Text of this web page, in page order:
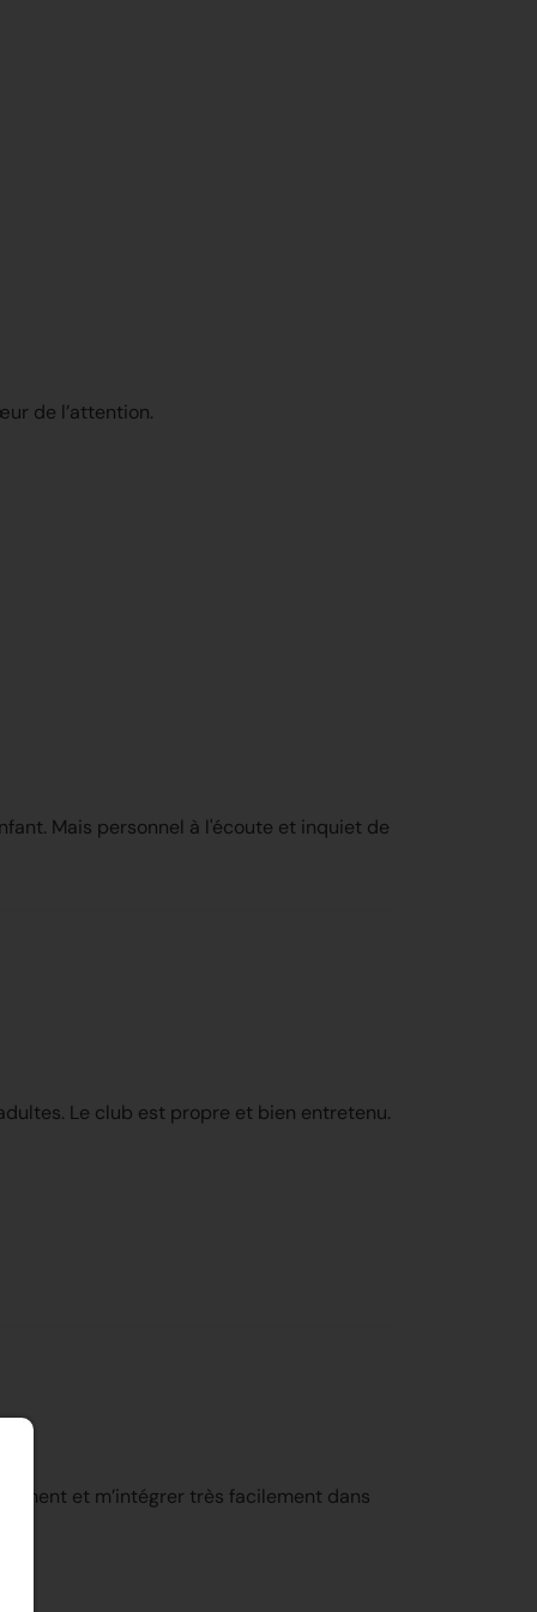
de l’attention.
Mais personnel à l'écoute et inquiet de
Le club est propre et bien entretenu.
et m’intégrer très facilement dans
!